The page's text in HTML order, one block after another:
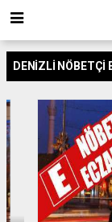
DENİZLİ NÖBETÇİ